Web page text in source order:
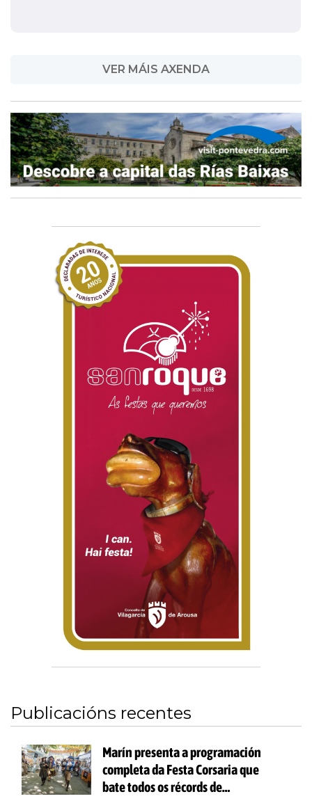
VER MÁIS AXENDA
Publicacións recentes
Marín presenta a programación
completa da Festa Corsaria que
bate todos os récords de